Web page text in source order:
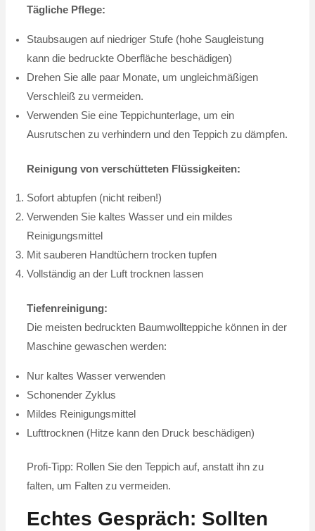
Tägliche Pflege:
Staubsaugen auf niedriger Stufe (hohe Saugleistung
kann die bedruckte Oberfläche beschädigen)
Drehen Sie alle paar Monate, um ungleichmäßigen
Verschleiß zu vermeiden.
Verwenden Sie eine Teppichunterlage, um ein
Ausrutschen zu verhindern und den Teppich zu dämpfen.
Reinigung von verschütteten Flüssigkeiten:
Sofort abtupfen (nicht reiben!)
Verwenden Sie kaltes Wasser und ein mildes
Reinigungsmittel
Mit sauberen Handtüchern trocken tupfen
Vollständig an der Luft trocknen lassen
Tiefenreinigung:
Die meisten bedruckten Baumwollteppiche können in der
Maschine gewaschen werden:
Nur kaltes Wasser verwenden
Schonender Zyklus
Mildes Reinigungsmittel
Lufttrocknen (Hitze kann den Druck beschädigen)
Profi-Tipp: Rollen Sie den Teppich auf, anstatt ihn zu
falten, um Falten zu vermeiden.
Echtes Gespräch: Sollten